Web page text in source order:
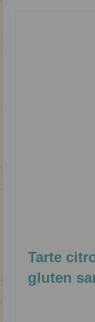
Tarte
gluten